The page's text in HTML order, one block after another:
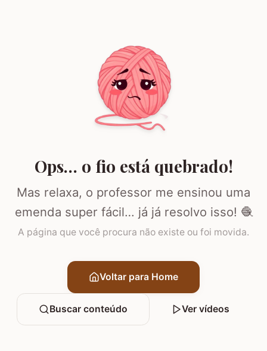
Ops… o fio está quebrado!
Mas relaxa, o professor me ensinou uma
emenda super fácil… já já resolvo isso! 🧶
A página que você procura não existe ou foi movida.
Voltar para Home
Buscar conteúdo Ver vídeos